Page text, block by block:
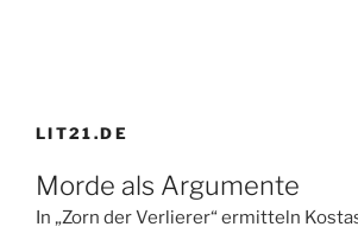
LIT21.DE
Morde als Argumente
In „Zorn der Verlierer“ ermitteln